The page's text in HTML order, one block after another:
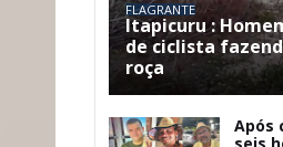
FLAGRANTE
Itapicuru :
de ciclista
roça
Após